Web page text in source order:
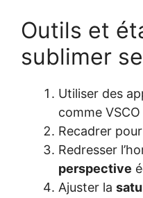
Outils et
sublimer
Utiliser des
comme
Recadrer
Redresser
perspective
Ajuster la